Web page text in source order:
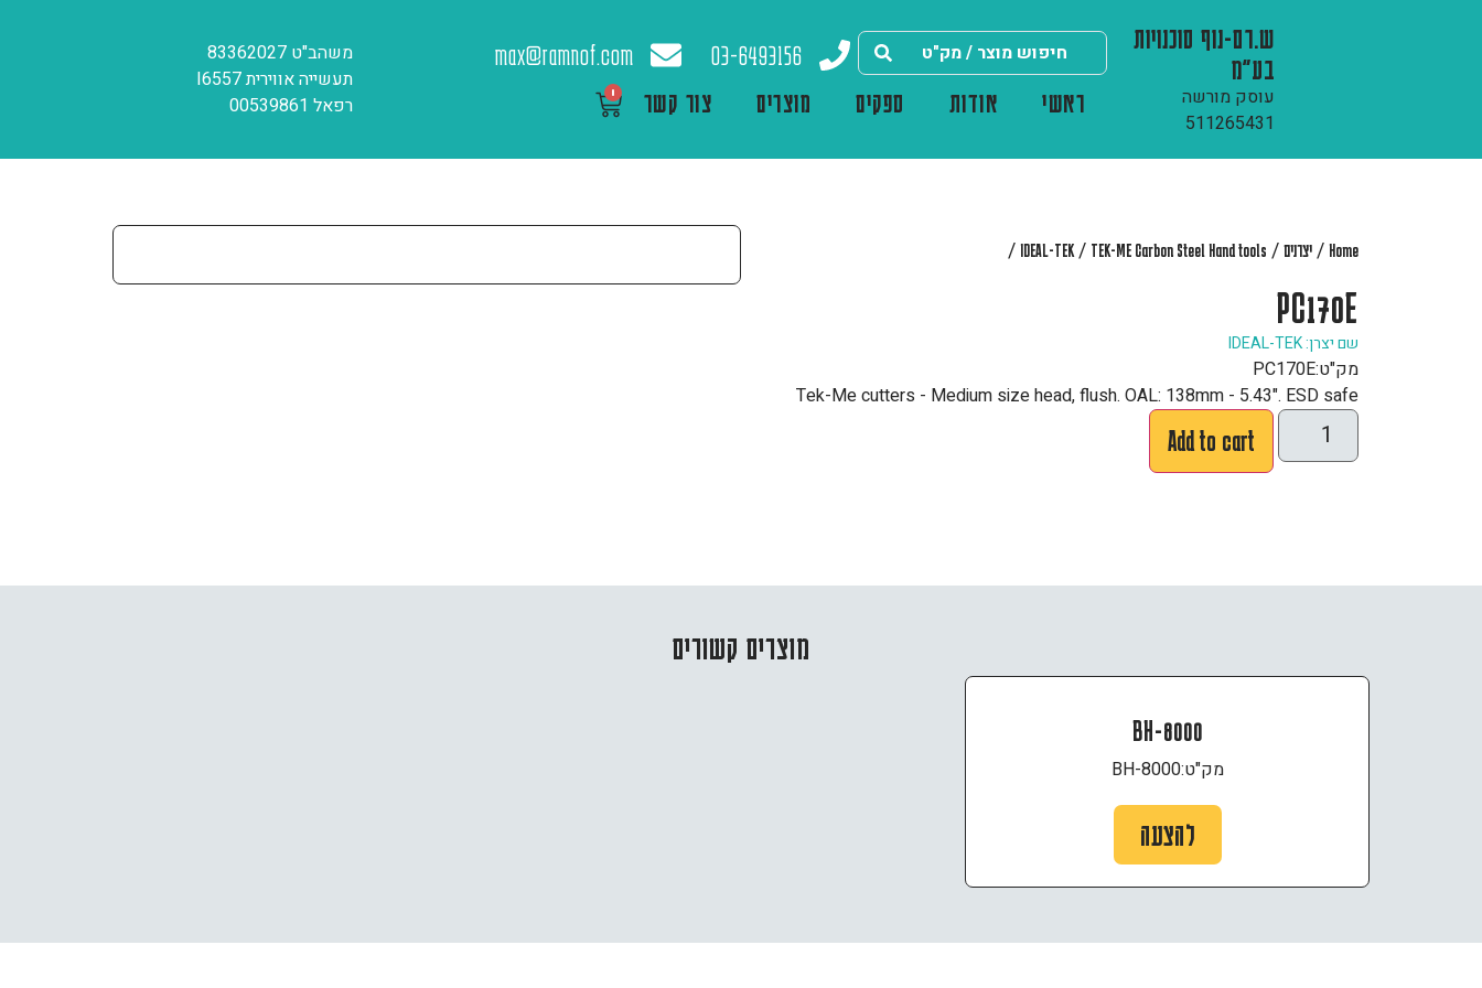
ש.רם-נוף סוכנויות
בע"מ
עוסק מורשה
511265431
03-6493156
max@ramnof.com
ראשי אודות ספקים מוצרים צור קשר 0
משהב"ט 83362027
תעשייה אווירית I6557
רפאל 00539861
Home
/ יצרנים /
IDEAL-TEK/ TEK-ME Carbon Steel Hand tools
/
PC170E
שם יצרן: IDEAL-TEK
מק"ט:PC170E
Tek-Me cutters - Medium size head, flush. OAL: 138mm - 5.43". ESD safe
Add to cart
מוצרים קשורים
BH-8000
מק"ט:BH-8000
להצעה